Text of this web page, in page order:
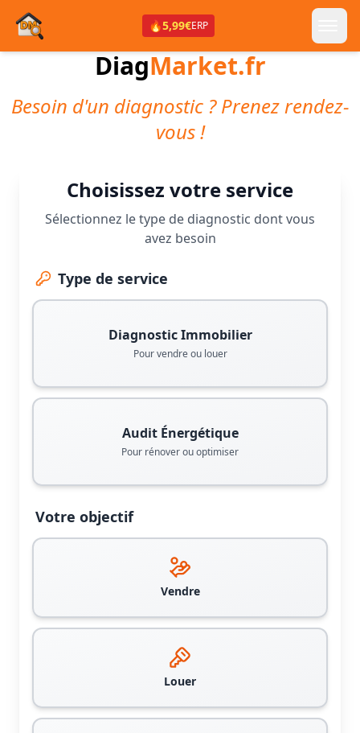
🔥5,99€ERP
DiagMarket.fr
Besoin d'un diagnostic ? Prenez rendez-
vous !
Choisissez votre service
Sélectionnez le type de diagnostic dont vous
avez besoin
Type de service
Diagnostic Immobilier
Pour vendre ou louer
Audit Énergétique
Pour rénover ou optimiser
Votre objectif
Vendre
Louer